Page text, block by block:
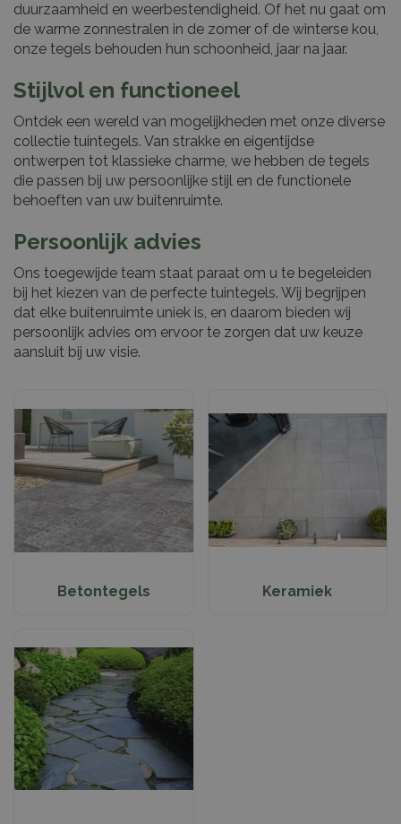
duurzaamheid en weerbestendigheid. Of het nu gaat om
de warme zonnestralen in de zomer of de winterse kou,
onze tegels behouden hun schoonheid, jaar na jaar.
Stijlvol en functioneel
Ontdek een wereld van mogelijkheden met onze diverse
collectie tuintegels. Van strakke en eigentijdse
ontwerpen tot klassieke charme, we hebben de tegels
die passen bij uw persoonlijke stijl en de functionele
behoeften van uw buitenruimte.
Persoonlijk advies
Ons toegewijde team staat paraat om u te begeleiden
bij het kiezen van de perfecte tuintegels. Wij begrijpen
dat elke buitenruimte uniek is, en daarom bieden wij
persoonlijk advies om ervoor te zorgen dat uw keuze
aansluit bij uw visie.
Betontegels Keramiek